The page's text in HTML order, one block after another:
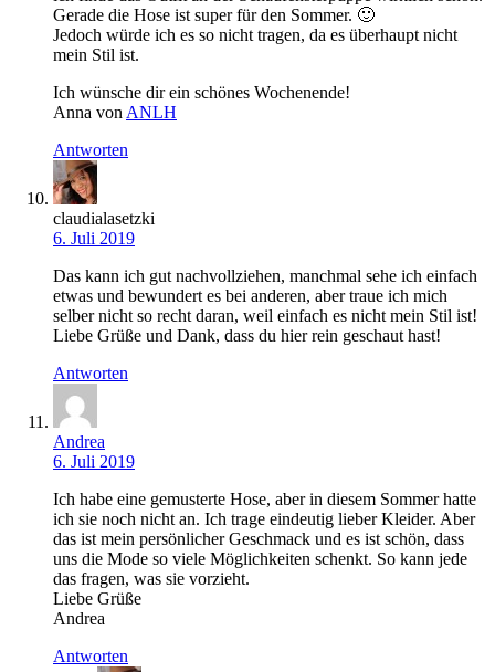
Gerade die Hose ist super für den Sommer. 🙂
Jedoch würde ich es so nicht tragen, da es überhaupt nicht
mein Stil ist.
Ich wünsche dir ein schönes Wochenende!
Anna von ANLH
Antworten
claudialasetzki
6. Juli 2019
Das kann ich gut nachvollziehen, manchmal sehe ich einfach
etwas und bewundert es bei anderen, aber traue ich mich
selber nicht so recht daran, weil einfach es nicht mein Stil ist!
Liebe Grüße und Dank, dass du hier rein geschaut hast!
Antworten
Andrea
6. Juli 2019
Ich habe eine gemusterte Hose, aber in diesem Sommer hatte
ich sie noch nicht an. Ich trage eindeutig lieber Kleider. Aber
das ist mein persönlicher Geschmack und es ist schön, dass
uns die Mode so viele Möglichkeiten schenkt. So kann jede
das fragen, was sie vorzieht.
Liebe Grüße
Andrea
Antworten